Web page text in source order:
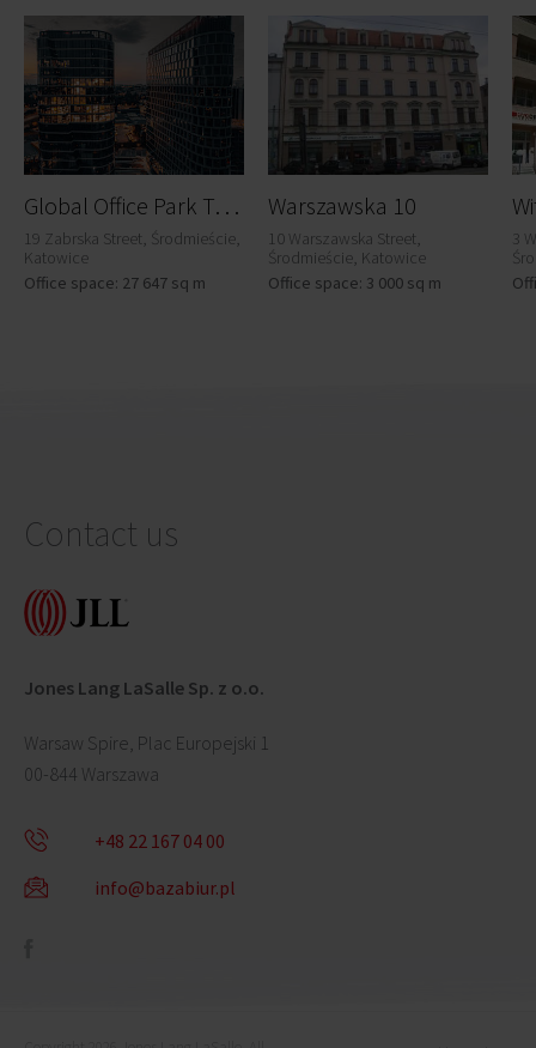
G
lobal Office Park Tower A2
19 Zabrska Street, Środmieście,
Katowice
Office space: 27 647 sq m
Warszawska 10
10 Warszawska Street,
Środmieście, Katowice
Office space: 3 000 sq m
3
Contact us
Jones Lang LaSalle Sp. z o.o.
Warsaw Spire, Plac Europejski 1
00-844 Warszawa
+48 22 167 04 00
info@bazabiur.pl